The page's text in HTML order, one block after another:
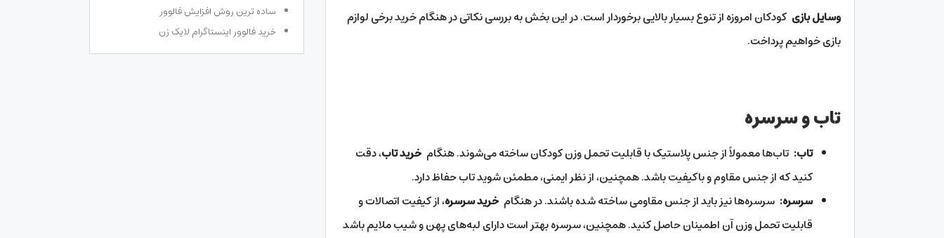
وسایل بازی کودکان امروزه از تنوع بسیار بالایی برخوردار است. در این بخش به بررسی نکاتی در هنگام خرید برخی لوازم
بازی خواهیم پرداخت.
تاب و سرسره
تاب: تاب‌ها معمولاً از جنس پلاستیک با قابلیت تحمل وزن کودکان ساخته می‌شوند. هنگامخرید تاب، دقت
کنید که از جنس مقاوم و باکیفیت باشد. همچنین، از نظر ایمنی، مطمئن شوید تاب حفاظ دارد.
سرسره: سرسره‌ها نیز باید از جنس مقاومی ساخته شده باشند. در هنگامخرید سرسره، از کیفیت اتصالات و
قابلیت تحمل وزن آن اطمینان حاصل کنید. همچنین، سرسره بهتر است دارای لبه‌های پهن و شیب ملایم باشد
ساده ترین روش افزایش فالوور
خرید فالوور اینستاگرام لایک زن